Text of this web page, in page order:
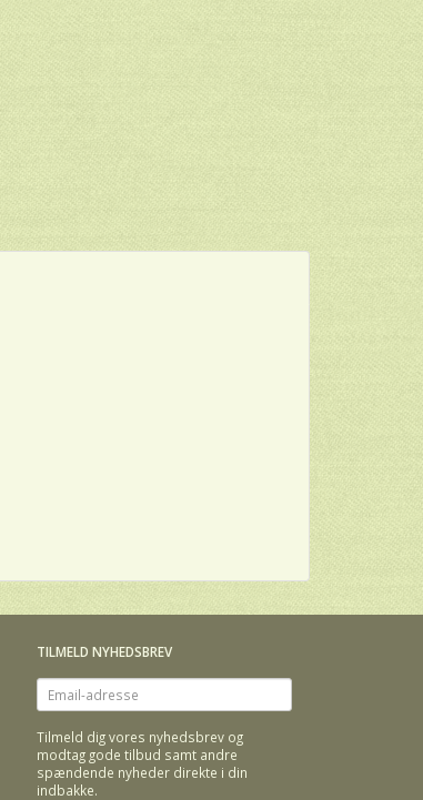
TILMELD NYHEDSBREV
Email-
adresse
Tilmeld dig vores nyhedsbrev og
modtag gode tilbud samt andre
spændende nyheder direkte i din
indbakke.